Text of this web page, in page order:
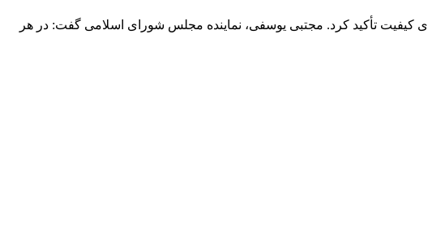
کیفیت تأکید کرد. مجتبی یوسفی، نماینده مجلس شورای اسلامی گفت: در هر